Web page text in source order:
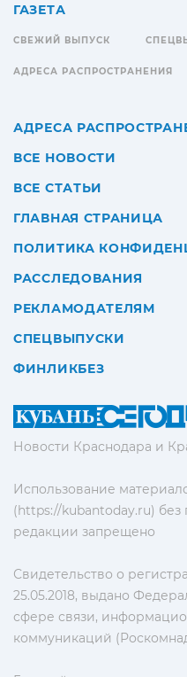
Новости Краснодара и
Использование
(https://kubantoday.ru) без
редакции запрещено
Свидетельство о
25.05.2018, выдано
сфере связи,
коммуникаций
ГАЗЕТА
СВЕЖИЙ ВЫПУСК
АДРЕСА РАСПРОСТРАНЕНИЯ
АДРЕСА
ВСЕ НОВОСТИ
ВСЕ СТАТЬИ
ГЛАВНАЯ СТРАНИЦА
ПОЛИТИКА
РАССЛЕДОВАНИЯ
РЕКЛАМОДАТЕЛЯМ
СПЕЦВЫПУСКИ
ФИНЛИКБЕЗ